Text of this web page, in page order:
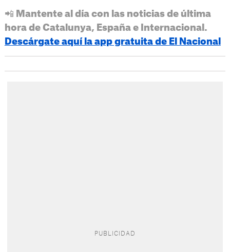
📲 Mantente al día con las noticias de última
hora de Catalunya, España e Internacional.
Descárgate aquí la app gratuita de El Nacional